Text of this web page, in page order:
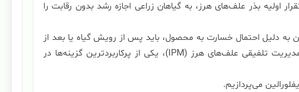
اولیه بذر علف‌های هرز، به گیاهان زراعی اجازه رشد بدون رقابت را
دلیل احتمال خسارت به محصول، باید پس از رویش گیاه یا بعد از
نشا استفاده شود. این علف‌کش به دلیل ماندگاری طولانی در خاک و سازگاری با سیستم‌های مدیریت تلفیقی علف‌های هرز (IPM)، یکی از پرکاربردترین گزینه‌ها در
می‌پردازیم.